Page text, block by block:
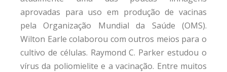
aprovadas para uso em produção de vacinas
pela Organização Mundial da Saúde (OMS).
Wilton Earle colaborou com outros meios para o
cultivo de células. Raymond C. Parker estudou o
vírus da poliomielite e a vacinação. Entre muitos